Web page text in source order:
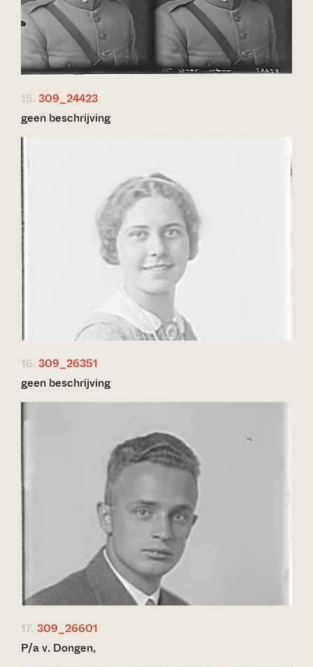
15. 309_24423
geen beschrijving
16. 309_26351
geen beschrijving
17. 309_26601
P/a v. Dongen,